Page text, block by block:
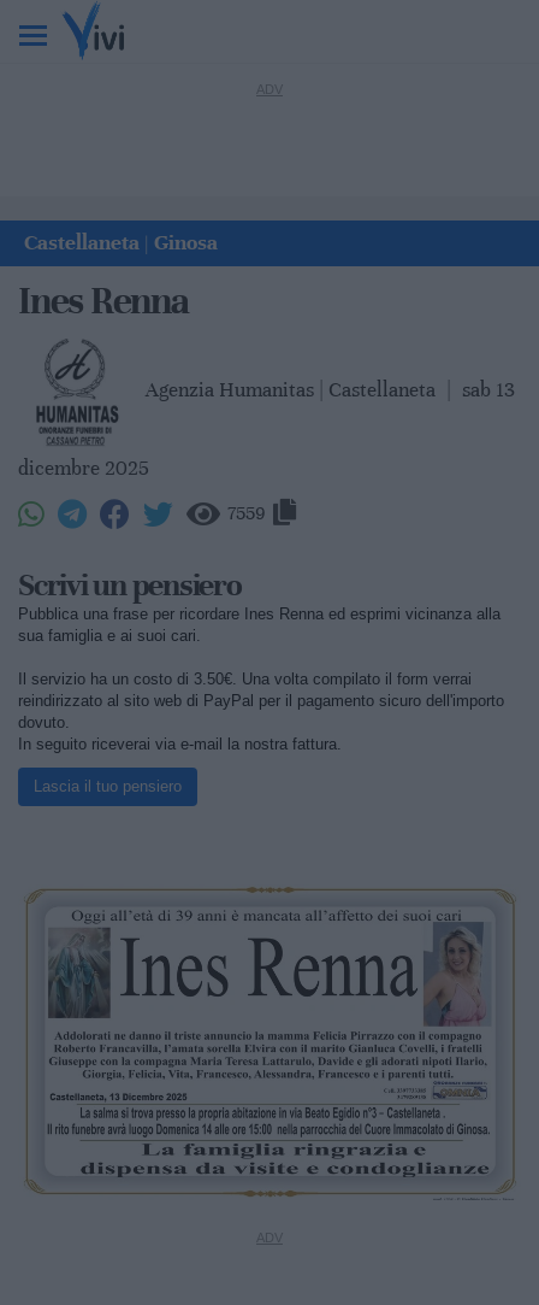
Castellaneta Ginosa
Ines Renna
Agenzia Humanitas | Castellaneta sab 13
dicembre 2025
7559
Scrivi un pensiero
Pubblica una frase per ricordare Ines Renna ed esprimi vicinanza alla
sua famiglia e ai suoi cari.
Il servizio ha un costo di 3.50€. Una volta compilato il form verrai
reindirizzato al sito web di PayPal per il pagamento sicuro dell'importo
dovuto.
In seguito riceverai via e-mail la nostra fattura.
Lascia il tuo pensiero